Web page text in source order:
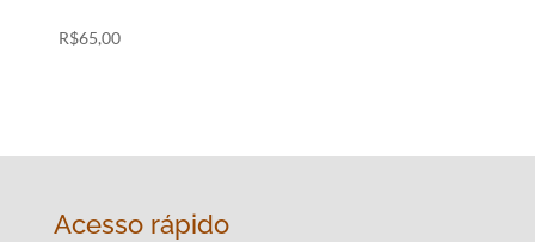
R$65,00
Acesso rápido